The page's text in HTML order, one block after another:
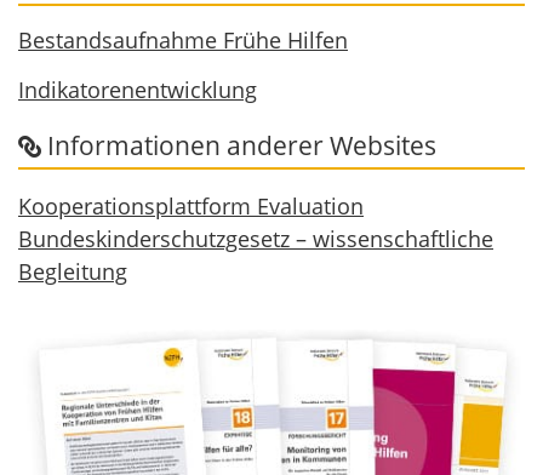
Bestandsaufnahme Frühe Hilfen
Indikatorenentwicklung
Informationen anderer Websites
Kooperationsplattform Evaluation
Bundeskinderschutzgesetz – wissenschaftliche
Begleitung